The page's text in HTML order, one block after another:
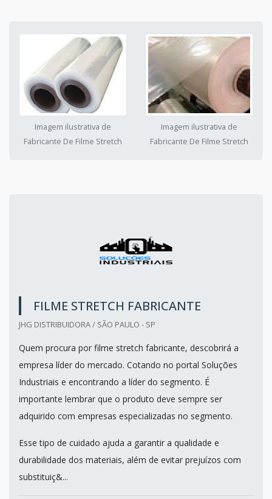
Imagem ilustrativa de
Fabricante De Filme Stretch
Imagem ilustrativa de
Fabricante De Filme Stretch
FILME STRETCH FABRICANTE
JHG DISTRIBUIDORA / SÃO PAULO - SP
Quem procura por filme stretch fabricante, descobrirá a
empresa líder do mercado. Cotando no portal Soluções
Industriais e encontrando a líder do segmento. É
importante lembrar que o produto deve sempre ser
adquirido com empresas especializadas no segmento.
Esse tipo de cuidado ajuda a garantir a qualidade e
durabilidade dos materiais, além de evitar prejuízos com
substituiç&...